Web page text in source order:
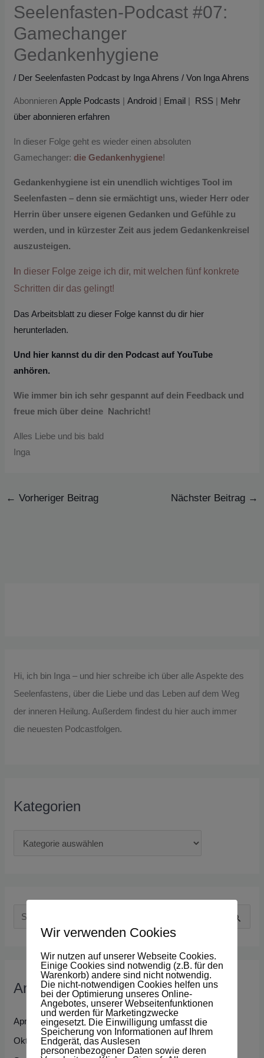
Seelenfasten-Podcast #07:
Gamechanger
Gedankenhygiene
/ Der Seelenfasten Podcast by Inga Ahrens / Von Inga Ahrens
AbonnierenApple Podcasts |Android | Email | RSS | Mehr
über abonnieren erfahren
In dieser Folge geht es wieder einen absoluten
Gamechanger: die Gedankenhygiene!
Gedankenhygiene ist ein unendlich wichtiges Tool im
Seelenfasten – denn sie ermächtigt uns, wieder Herr oder
Herrin über unsere eigenen Gedanken und Gefühle zu
werden, und in kürzester Zeit aus jedem Gedankenkreisel
auszusteigen.
n dieser Folge zeige ich dir, mit welchen fünf konkrete
Schritten dir das gelingt!
Das Arbeitsblatt zu dieser Folge kannst du dir hier
herunterladen.
Und hier kannst du dir den Podcast auf YouTube
anhören.
Wie immer bin ich sehr gespannt auf dein Feedback und
freue mich über deine Nachricht!
Alles Liebe und bis bald
Inga
← Vorheriger Beitrag Nächster Beitrag →
Hi, ich bin Inga – und hier schreibe ich über alle Aspekte des
Seelenfastens, über die Liebe und das Leben auf dem Weg
der inneren Heilung. Außerdem findest du hier auch immer
die neuesten Podcastfolgen.
Kategorien
e
n
a
Archiv
April 2026
Oktober 2025
Wir verwenden Cookies
Wir nutzen auf unserer Webseite Cookies.
Einige Cookies sind notwendig (z.B. für den
Warenkorb) andere sind nicht notwendig.
Die nicht-notwendigen Cookies helfen uns
bei der Optimierung unseres Online-
Angebotes, unserer Webseitenfunktionen
und werden für Marketingzwecke
eingesetzt. Die Einwilligung umfasst die
Speicherung von Informationen auf Ihrem
Endgerät, das Auslesen
personenbezogener Daten sowie deren